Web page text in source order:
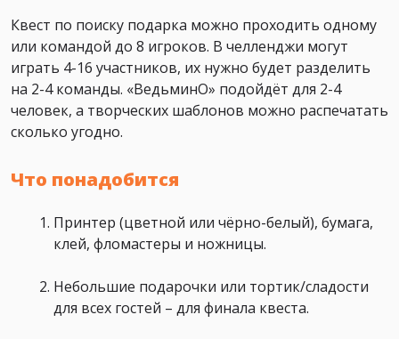
Квест по поиску подарка можно проходить одному
или командой до 8 игроков. В челленджи могут
играть 4-16 участников, их нужно будет разделить
на 2-4 команды. «ВедьминО» подойдёт для 2-4
человек, а творческих шаблонов можно распечатать
сколько угодно.
Что понадобится
Принтер (цветной или чёрно-белый), бумага,
клей, фломастеры и ножницы.
Небольшие подарочки или тортик/сладости
для всех гостей – для финала квеста.